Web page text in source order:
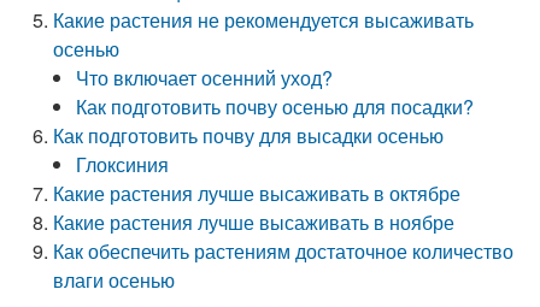
Какие растения не рекомендуется высаживать
осенью
Что включает осенний уход?
Как подготовить почву осенью для посадки?
Как подготовить почву для высадки осенью
Глоксиния
Какие растения лучше высаживать в октябре
Какие растения лучше высаживать в ноябре
Как обеспечить растениям достаточное количество
влаги осенью